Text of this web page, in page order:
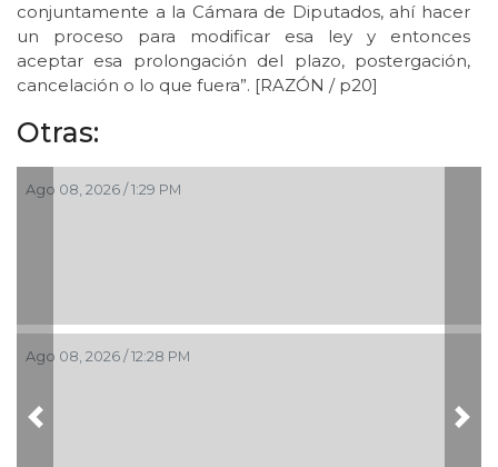
conjuntamente a la Cámara de Diputados, ahí hacer
un proceso para modificar esa ley y entonces
aceptar esa prolongación del plazo, postergación,
cancelación o lo que fuera”. [RAZÓN / p20]
Otras:
Ago 08, 2026 / 1:29 PM
Ago 08, 2026 / 12:28 PM
Previous